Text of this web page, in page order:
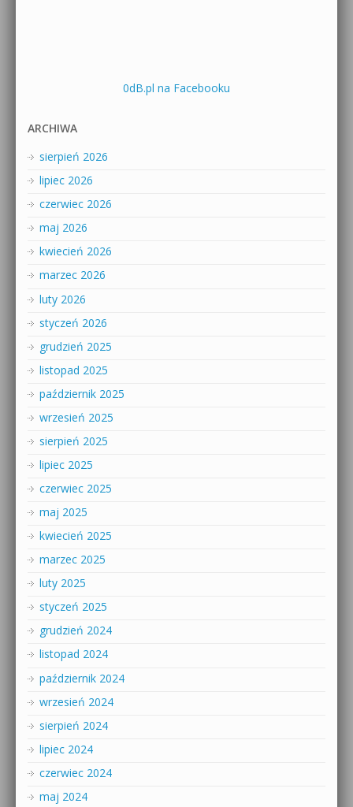
0dB.pl na Facebooku
ARCHIWA
sierpień 2026
lipiec 2026
czerwiec 2026
maj 2026
kwiecień 2026
marzec 2026
luty 2026
styczeń 2026
grudzień 2025
listopad 2025
październik 2025
wrzesień 2025
sierpień 2025
lipiec 2025
czerwiec 2025
maj 2025
kwiecień 2025
marzec 2025
luty 2025
styczeń 2025
grudzień 2024
listopad 2024
październik 2024
wrzesień 2024
sierpień 2024
lipiec 2024
czerwiec 2024
maj 2024